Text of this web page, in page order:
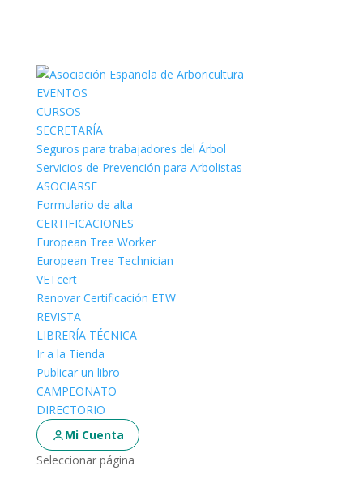
EVENTOS
CURSOS
SECRETARÍA
Seguros para trabajadores del Árbol
Servicios de Prevención para Arbolistas
ASOCIARSE
Formulario de alta
CERTIFICACIONES
European Tree Worker
European Tree Technician
VETcert
Renovar Certificación ETW
REVISTA
LIBRERÍA TÉCNICA
Ir a la Tienda
Publicar un libro
CAMPEONATO
DIRECTORIO
Mi Cuenta
Seleccionar página